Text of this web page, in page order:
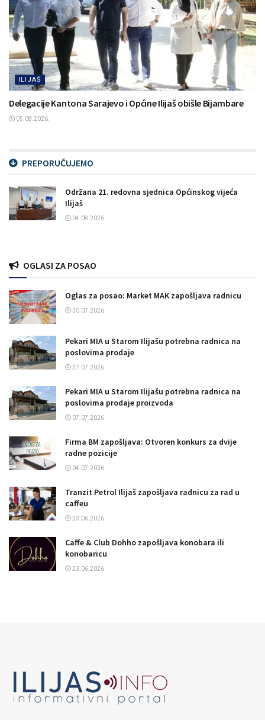
ILIJAŠ
Delegacije Kantona Sarajevo i Općine Ilijaš obišle Bijambare
05.08.2026.
PREPORUČUJEMO
Održana 21. redovna sjednica Općinskog vijeća
Ilijaš
04.08.2026.
OGLASI ZA POSAO
Oglas za posao: Market MAK zapošljava radnicu
30.07.2026.
Pekari MIA u Starom Ilijašu potrebna radnica na
poslovima prodaje
27.07.2026.
Pekari MIA u Starom Ilijašu potrebna radnica na
poslovima prodaje proizvoda
07.07.2026.
Firma BM zapošljava: Otvoren konkurs za dvije
radne pozicije
04.07.2026.
Tranzit Petrol Ilijaš zapošljava radnicu za rad u
caffeu
23.06.2026.
Caffe & Club Dohho zapošljava konobara ili
konobaricu
23.06.2026.